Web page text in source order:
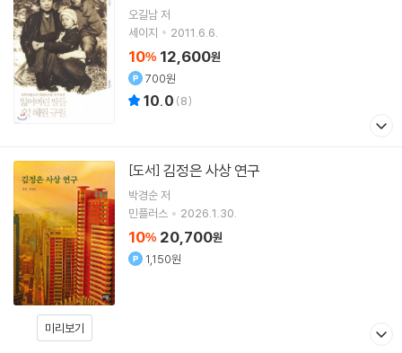
오길남 저
세이지
2011.6.6.
10% 12,600원
700원
10.0 (8)
미리보기
[도서] 김정은 사상 연구
박경순저
민플러스
2026.1.30.
10% 20,700원
1,150원